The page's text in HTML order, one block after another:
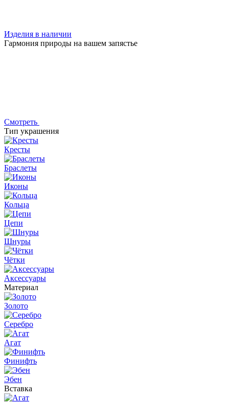
Изделия в наличии
Гармония природы на вашем запястье
Смотреть
Тип украшения
Кресты
Браслеты
Иконы
Кольца
Цепи
Шнуры
Чётки
Аксессуары
Материал
Золото
Серебро
Агат
Финифть
Эбен
Вставка